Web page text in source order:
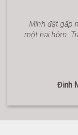
Mình đặt gấp
một hai hôm.
Đinh